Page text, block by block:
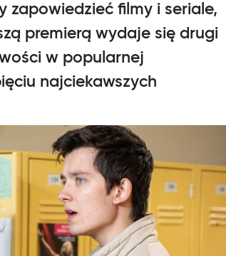
filmy i seriale,
premierą wydaje się drugi
w popularnej
najciekawszych